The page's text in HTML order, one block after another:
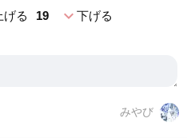
げる 19 expand_more下げる
みやび